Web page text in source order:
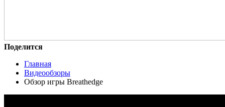
Поделится
Главная
Видеообзоры
Обзор игры Breathedge